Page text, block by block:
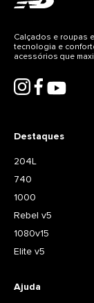
Destaques
204L
740
1000
Rebel v5
1080v15
Elite v5
Ajuda
Calçados e roupas
tecnologia e
acessórios que